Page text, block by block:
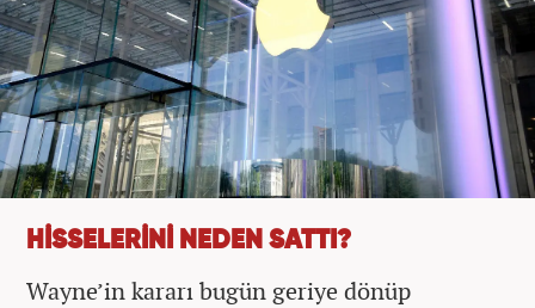
HİSSELERİNİ NEDEN SATTI?
Wayne’in kararı bugün geriye dönüp